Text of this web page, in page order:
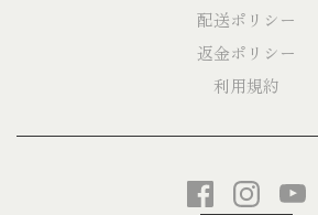
配送ポリシー
返金ポリシー
利用規約